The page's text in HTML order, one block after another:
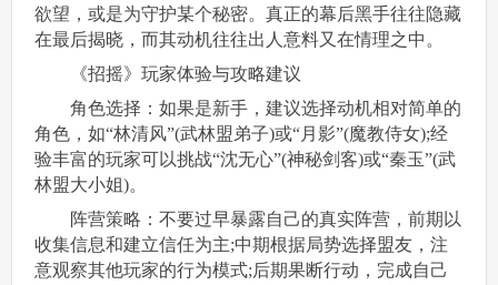
欲望，或是为守护某个秘密。真正的幕后黑手往往隐藏
在最后揭晓，而其动机往往出人意料又在情理之中。
《招摇》玩家体验与攻略建议
角色选择：如果是新手，建议选择动机相对简单的
角色，如“林清风”(武林盟弟子)或“月影”(魔教侍女);经
验丰富的玩家可以挑战“沈无心”(神秘剑客)或“秦玉”(武
林盟大小姐)。
阵营策略：不要过早暴露自己的真实阵营，前期以
收集信息和建立信任为主;中期根据局势选择盟友，注
意观察其他玩家的行为模式;后期果断行动，完成自己